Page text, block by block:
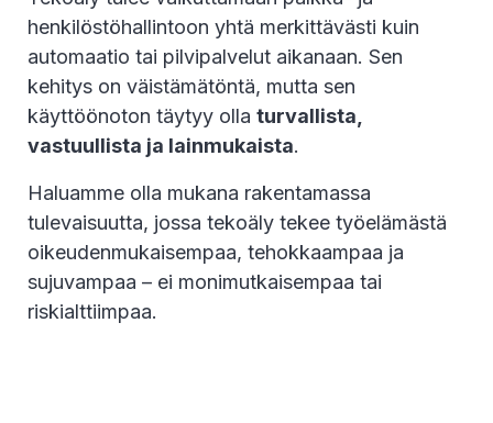
henkilöstöhallintoon yhtä merkittävästi kuin
automaatio tai pilvipalvelut aikanaan. Sen
kehitys on väistämätöntä, mutta sen
käyttöönoton täytyy olla turvallista,
vastuullista ja lainmukaista.
Haluamme olla mukana rakentamassa
tulevaisuutta, jossa tekoäly tekee työelämästä
oikeudenmukaisempaa, tehokkaampaa ja
sujuvampaa – ei monimutkaisempaa tai
riskialttiimpaa.